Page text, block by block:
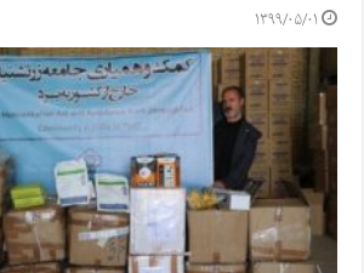
۱۳۹۹/۰۵/۰۱